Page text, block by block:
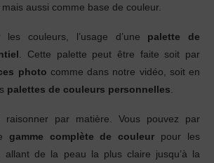
aussi comme base de couleur.
couleurs, l’usage d’une palette de
. Cette palette peut être faite soit par
photo comme dans notre vidéo, soit en
palettes de couleurs personnelles
raisonner par matière. Vous pouvez par
gamme complète de couleur pour les
allant de la peau la plus claire jusqu’à la